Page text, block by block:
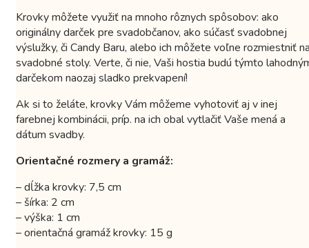
Krovky môžete využiť na mnoho rôznych spôsobov: ako
originálny darček pre svadobčanov, ako súčasť svadobnej
výslužky, či Candy Baru, alebo ich môžete voľne rozmiestniť
svadobné stoly. Verte, či nie, Vaši hostia budú týmto
darčekom naozaj sladko prekvapení!
Ak si to želáte, krovky Vám môžeme vyhotoviť aj v inej
farebnej kombinácii, príp. na ich obal vytlačiť Vaše mená a
dátum svadby.
Orientačné rozmery a gramáž:
– dĺžka krovky: 7,5 cm
– šírka: 2 cm
– výška: 1 cm
– orientačná gramáž krovky: 15 g